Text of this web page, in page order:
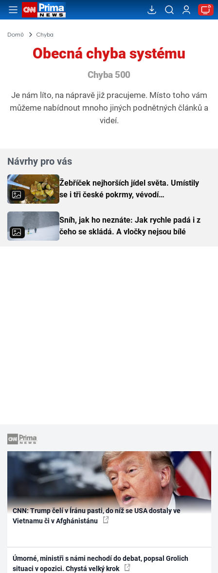
Domů Chyba
Obecná chyba systému
Chyba 500
Je nám líto, na nápravě již pracujeme. Místo toho vám
můžeme nabídnout mnoho jiných podnětných článků a
videí.
Návrhy pro vás
Žebříček nejhorších jídel světa. Umístily
se i tři české pokrmy, vévodí
Sníh, jak ho neznáte: Jak rychle padá i z
čeho se skládá. A vločky nejsou bílé
CNN: Trump čelí v Íránu pasti, do níž se USA dostaly ve
Vietnamu či v Afghánistánu
Úmorné, ministři s námi nechodí do debat, popsal Grolich
situaci v opozici. Chystá velký krok